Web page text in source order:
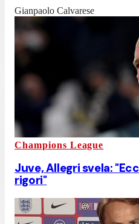
Gianpaolo Calvarese
Champions League
Juve, Allegri svela:
rigori"